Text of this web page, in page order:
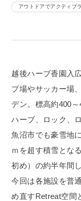
アウトドアでアクティブ
越後ハーブ香園入
プ場やサッカー場
デン。標高約400
ハーブ、ロック、
魚沼市でも豪雪地
ｍを超す積雪とな
初め）の約半年間
今回は各施設を普
め直すRetreat空間